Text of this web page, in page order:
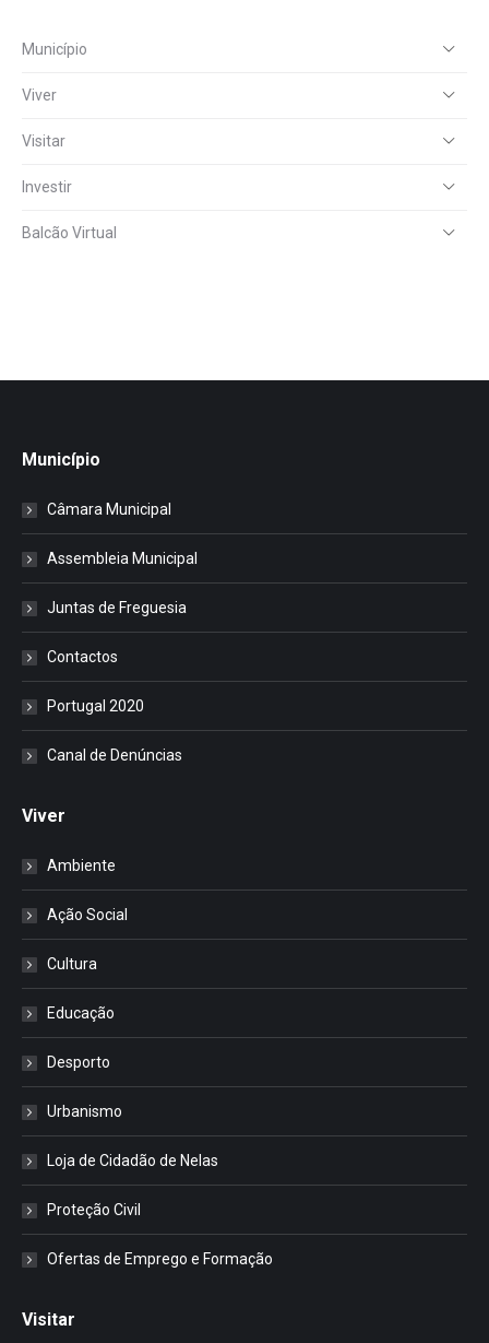
Município
Viver
Visitar
Investir
Balcão Virtual
Município
Câmara Municipal
Assembleia Municipal
Juntas de Freguesia
Contactos
Portugal 2020
Canal de Denúncias
Viver
Ambiente
Ação Social
Cultura
Educação
Desporto
Urbanismo
Loja de Cidadão de Nelas
Proteção Civil
Ofertas de Emprego e Formação
Visitar